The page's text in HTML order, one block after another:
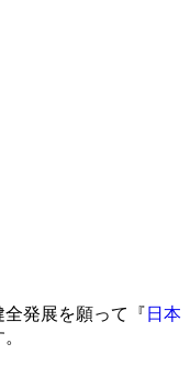
発展を願って『 日本